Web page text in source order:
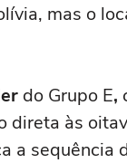
mas o
do Grupo E,
direta às
a sequência